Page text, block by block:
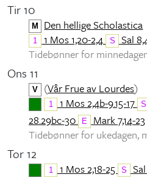
Tir 10
M Den hellige Scholastica
1 1 Mos 1,20-2,4 S Sal
Tidebønner for
Ons 11
V (Vår Frue av Lourdes)
1 1 Mos 2,4b-9.15-17 S
28.29bc-30
E
Mark 7,14-23
Tidebønner for ukedagen,
Tor 12
1 1 Mos 2,18-25 S